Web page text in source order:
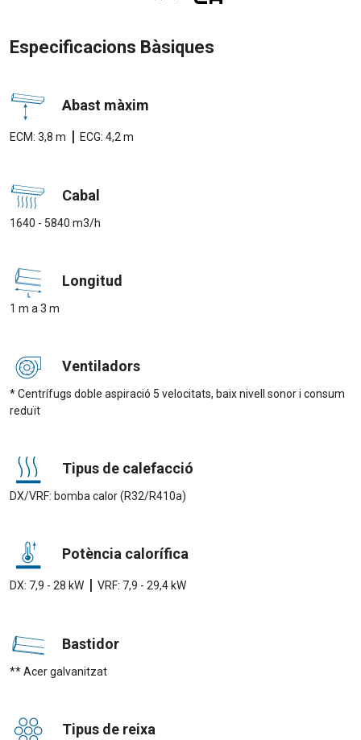
Especificacions Bàsiques
Abast màxim
ECM: 3,8 m | ECG: 4,2 m
Cabal
1640 - 5840 m3/h
Longitud
1 m a 3 m
Ventiladors
* Centrífugs doble aspiració 5 velocitats, baix nivell sonor i consum
reduït
Tipus de calefacció
DX/VRF: bomba calor (R32/R410a)
Potència calorífica
DX: 7,9 - 28 kW | VRF: 7,9 - 29,4 kW
Bastidor
** Acer galvanitzat
Tipus de reixa